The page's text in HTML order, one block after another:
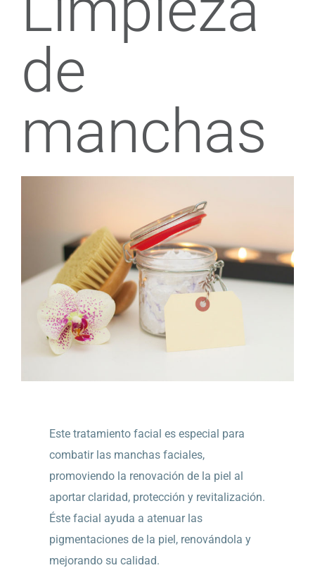
de
manchas
Este tratamiento facial es especial para
combatir las manchas faciales,
promoviendo la renovación de la piel al
aportar claridad, protección y revitalización.
Éste facial ayuda a atenuar las
pigmentaciones de la piel, renovándola y
mejorando su calidad.